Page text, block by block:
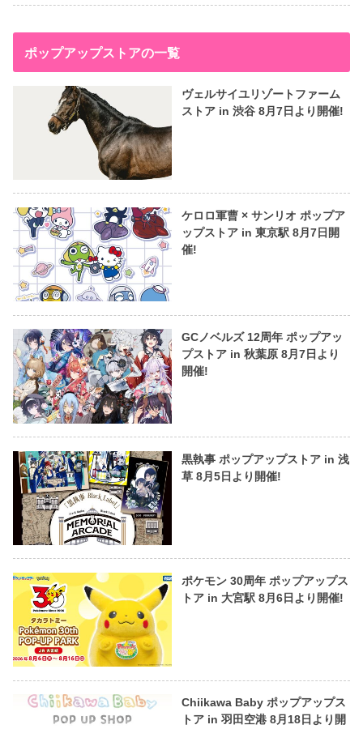
ポップアップストアの一覧
ヴェルサイユリゾートファーム
ストア in 渋谷 8月7日より開催!
ケロロ軍曹 × サンリオ ポップア
ップストア in 東京駅 8月7日開
催!
GCノベルズ 12周年 ポップアッ
プストア in 秋葉原 8月7日より
開催!
黒執事 ポップアップストア in 浅
草 8月5日より開催!
ポケモン 30周年 ポップアップス
トア in 大宮駅 8月6日より開催!
Chiikawa Baby ポップアップス
トア in 羽田空港 8月18日より開